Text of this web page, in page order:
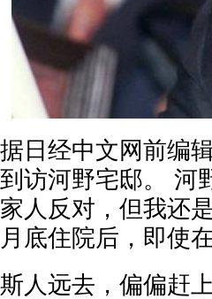
据日经中文网前编
到访河野宅邸。 河
家人反对，但我还
月底住院后，即使
斯人远去，偏偏赶